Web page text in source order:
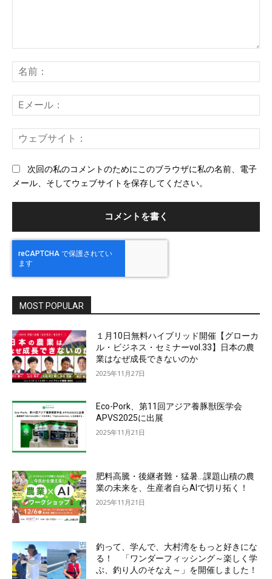
ン
ト：
前
メ
ー
ェ
次回の私のコメントのためにこのブラウザに私の名前、電子
メール、そしてウェブサイトを保存してください。
MOST POPULAR
１月10日無料ハイブリッド開催【グローカ
ル・ビジネス・セミナーvol.33】日本の農
業はなぜ成長できないのか
2025年11月27日
Eco-Pork、第11回アジア養豚獣医学会
APVS2025に出展
2025年11月21日
肥料高騰・後継者難・猛暑…課題山積の農
業の未来を、生産者自らAIで切り拓く！
2025年11月21日
釣って、学んで、大村湾をもっと好きにな
る！ 「ワンダーフィッシング～楽しく学
ぶ、釣り人のそなえ～」を開催しました！